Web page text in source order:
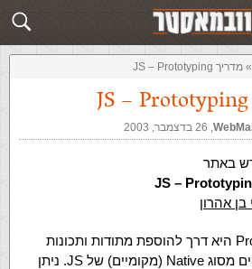
שלח תשובה
» מדריך JS – Prototyping
,‏ 26 בדצמבר, 2003
באתר
בן אהרון
Prototyping היא דרך להוספת מתודות ותכונות
לאובייקטים מסוג Native (מקומיים) של JS. ניתן